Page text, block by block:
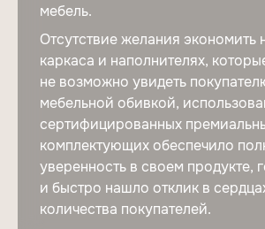
мебель.
Отсутствие желания экономить
каркаса и наполнителях,
не возможно увидеть
мебельной обивкой,
сертифицированных
комплектующих обеспечило
уверенность в своем продукте,
и быстро нашло отклик в
количества покупателей.